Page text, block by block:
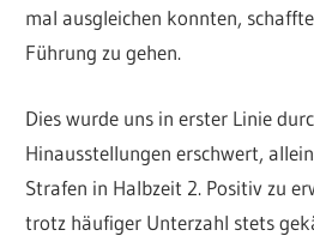
mal ausgleichen konnten,
Führung zu gehen.
Dies wurde uns in erster Linie
Hinausstellungen erschwert,
Strafen in Halbzeit 2. Positiv zu
trotz häufiger Unterzahl stets